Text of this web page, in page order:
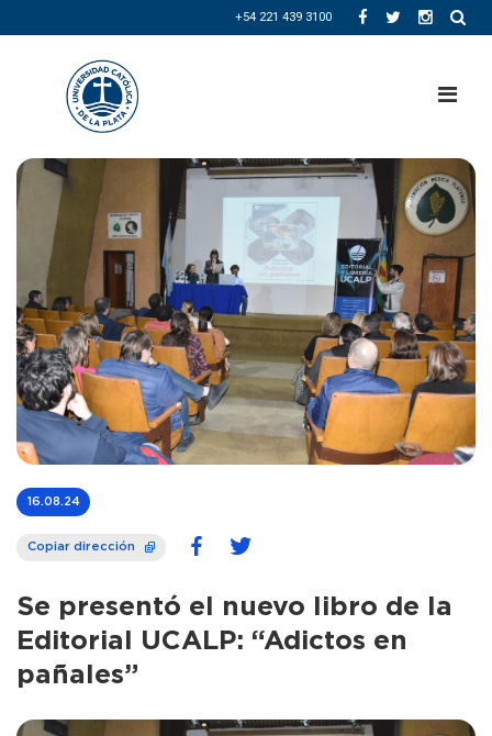
+54 221 439 3100
16.08.24
Copiar dirección
Se presentó el nuevo libro de la
Editorial UCALP: “Adictos en
pañales”